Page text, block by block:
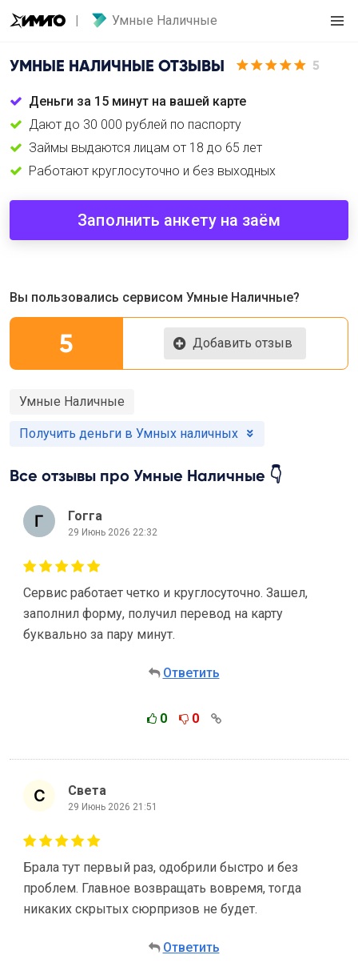
Умные Наличные
УМНЫЕ НАЛИЧНЫЕ ОТЗЫВЫ 5
Деньги за 15 минут на вашей карте
Дают до 30 000 рублей по паспорту
Займы выдаются лицам от 18 до 65 лет
Работают круглосуточно и без выходных
Заполнить анкету на заём
Вы пользовались сервисом Умные Наличные?
5 Добавить отзыв
Умные Наличные
Получить деньги в Умных наличных
Все отзывы про Умные Наличные 👇
Гогга
29 Июнь 2026 22:32
Сервис работает четко и круглосуточно. Зашел,
заполнил форму, получил перевод на карту
буквально за пару минут.
Ответить
0 0
Света
29 Июнь 2026 21:51
Брала тут первый раз, одобрили быстро и без
проблем. Главное возвращать вовремя, тогда
никаких скрытых сюрпризов не будет.
Ответить